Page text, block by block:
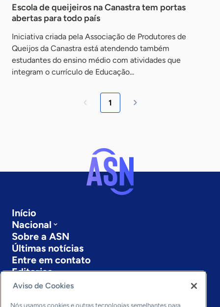
Escola de queijeiros na Canastra tem portas
abertas para todo país
Iniciativa criada pela Associação de Produtores de
Queijos da Canastra está atendendo também
estudantes do ensino médio com atividades que
integram o currículo de Educação...
1
Início
Nacional
Sobre a ASN
Últimas notícias
Entre em contato
Editorias
Economia & Política
Inovação & Tecnologia
Aviso de Cookies
Nós usamos cookies e outras tecnologias semelhantes para